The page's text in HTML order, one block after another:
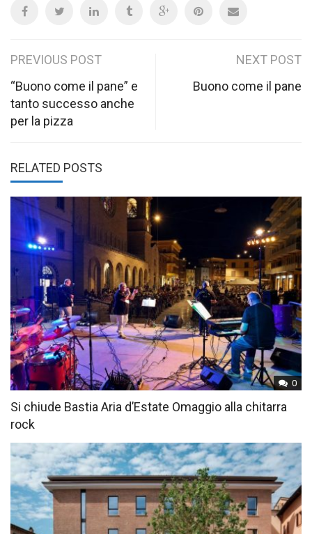
Post
navigation
PREVIOUS POST
“Buono come il pane” e
tanto successo anche
per la pizza
NEXT POST
Buono come il pane
RELATED POSTS
0
Si chiude Bastia Aria d’Estate Omaggio alla chitarra
rock